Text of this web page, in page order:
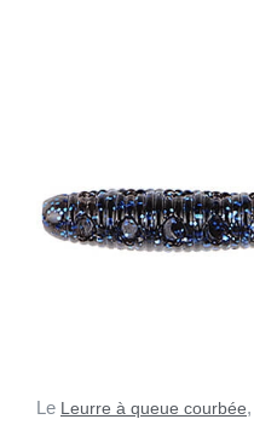
Le Leurre à queue courbée